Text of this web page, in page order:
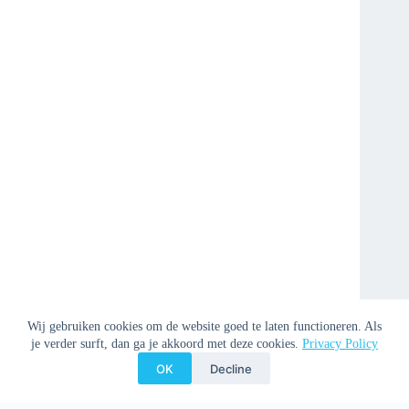
Wij gebruiken cookies om de website goed te laten functioneren. Als
je verder surft, dan ga je akkoord met deze cookies. Privacy Policy
OK Decline